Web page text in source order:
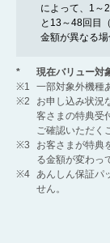
によって、1～
と13～48回目
金額が異なる場
*
現在バリュー対
※1
一部対象外機種
※2
お申し込み状況
客さまの特典受
ご確認いただく
※3
お客さまが特典
る金額が変わっ
※4
あんしん保証パ
せん。